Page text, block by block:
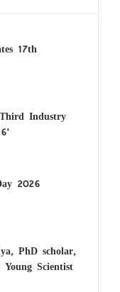
17th
Industry
2026
PhD scholar,
Scientist